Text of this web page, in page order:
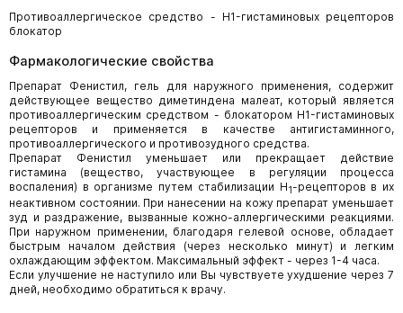
Противоаллергическое средство - H1-гистаминовых рецепторов
блокатор
Фармакологические свойства
Препарат Фенистил, гель для наружного применения, содержит
действующее вещество диметиндена малеат, который является
противоаллергическим средством - блокатором H1-гистаминовых
рецепторов и применяется в качестве антигистаминного,
противоаллергического и противозудного средства.
Препарат Фенистил уменьшает или прекращает действие
гистамина (вещество, участвующее в регуляции процесса
воспаления) в организме путем стабилизации H1-рецепторов в их
неактивном состоянии. При нанесении на кожу препарат уменьшает
зуд и раздражение, вызванные кожно-аллергическими реакциями.
При наружном применении, благодаря гелевой основе, обладает
быстрым началом действия (через несколько минут) и легким
охлаждающим эффектом. Максимальный эффект - через 1-4 часа.
Если улучшение не наступило или Вы чувствуете ухудшение через 7
дней, необходимо обратиться к врачу.